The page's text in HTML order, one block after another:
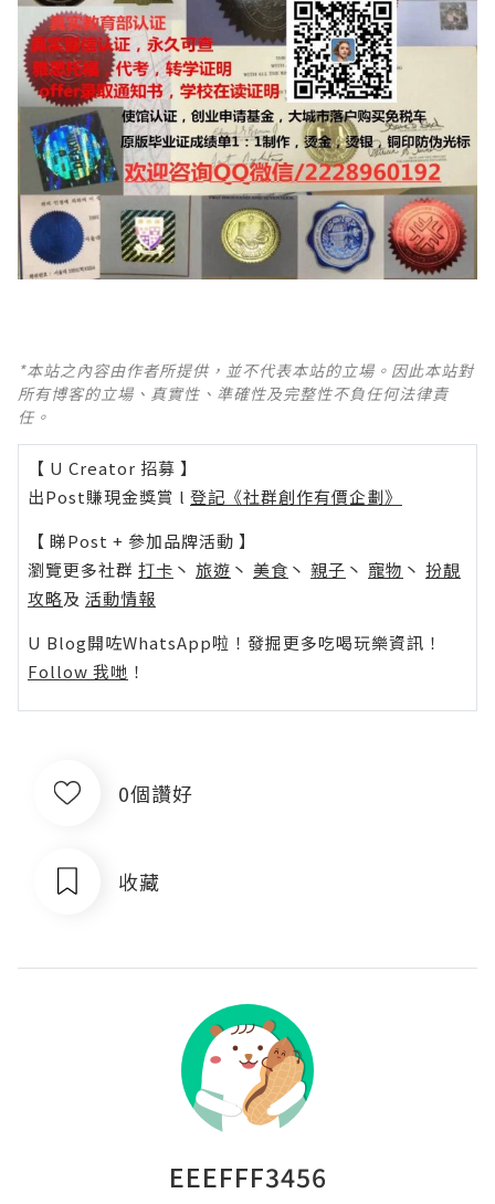
*本站之內容由作者所提供，並不代表本站的立場。因此本站對
所有博客的立場、真實性、準確性及完整性不負任何法律責
任。
【 U Creator 招募 】
出Post賺現金獎賞 l 登記《社群創作有價企劃》
【 睇Post + 參加品牌活動 】
瀏覽更多社群 打卡 丶 旅遊 丶 美食 丶 親子 丶 寵物 丶 扮靚
攻略及 活動情報
U Blog開咗WhatsApp啦！發掘更多吃喝玩樂資訊！
Follow 我哋 ！
0個讚好
收藏
EEEFFF3456